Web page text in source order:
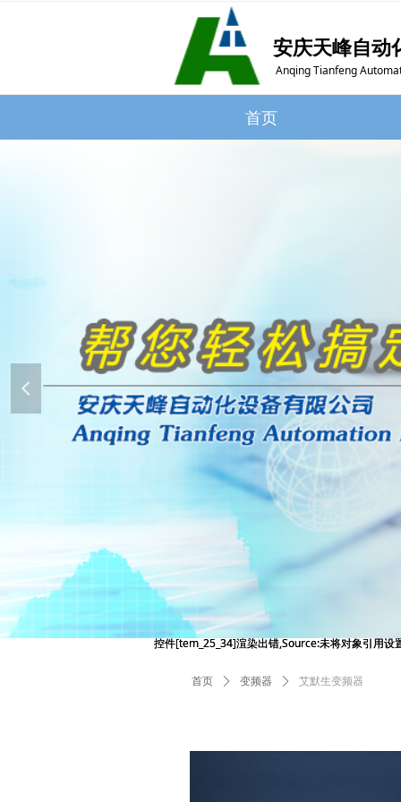
安庆天峰自动
Anqing Tianfeng
首页
넳
首页 ꄲ 变频器 ꄲ 艾默生变频器
控件[tem_25_34]渲染出错,Source:未将对象引用设
控件[tem_25_34]渲染出错,Source:未将对象引用设